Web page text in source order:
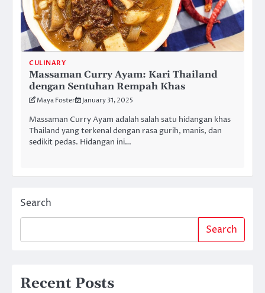
CULINARY
Massaman Curry Ayam: Kari Thailand
dengan Sentuhan Rempah Khas
Maya Foster January 31, 2025
Massaman Curry Ayam adalah salah satu hidangan khas
Thailand yang terkenal dengan rasa gurih, manis, dan
sedikit pedas. Hidangan ini…
Search
Search
Recent Posts